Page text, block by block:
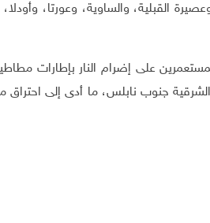
القبلية، والساوية، وعورتا،
على إضرام النار بإطارات مطاطية،
الشرقية جنوب نابلس، ما أدى إلى